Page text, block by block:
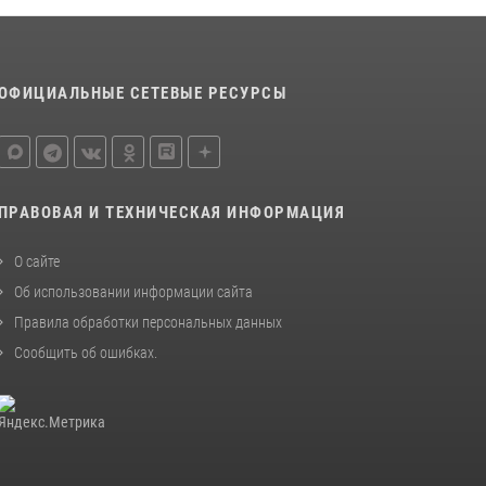
деятельности вневедомственной охраны
отработали навыки десантирования на Урале
16 июля 2026, 10:42
СЕТЕВЫЕ РЕСУРСЫ
ПРАВОВАЯ И ТЕХНИЧЕСКАЯ ИНФОРМАЦИЯ
О сайте
Об использовании информации сайта
Правила обработки персональных данных
Сообщить об ошибках.